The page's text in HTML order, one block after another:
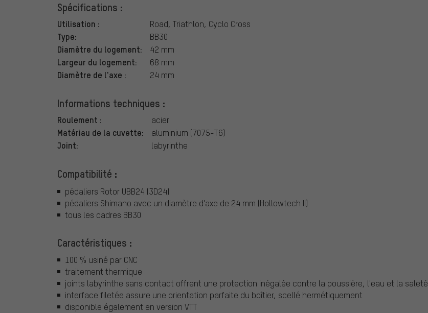
Spécifications :
Utilisation : Road, Triathlon, Cyclo Cross
Type: BB30
Diamètre du logement: 42 mm
Largeur du logement: 68 mm
Diamètre de l'axe : 24 mm
Informations techniques :
Roulement : acier
Matériau de la cuvette: aluminium (7075-T6)
Joint: labyrinthe
Compatibilité :
pédaliers Rotor UBB24 (3D24)
pédaliers Shimano avec un diamètre d'axe de 24 mm (Hollowtech II)
tous les cadres BB30
Caractéristiques :
100 % usiné par CNC
traitement thermique
joints labyrinthe sans contact offrent une protection inégalée contre la poussière, l'eau et la saleté
interface filetée assure une orientation parfaite du boîtier, scellé hermétiquement
disponible également en version VTT